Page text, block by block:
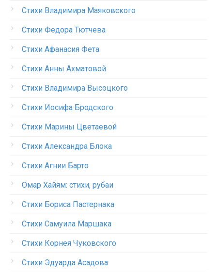
Стихи Владимира Маяковского
Стихи Федора Тютчева
Стихи Афанасия Фета
Стихи Анны Ахматовой
Стихи Владимира Высоцкого
Стихи Иосифа Бродского
Стихи Марины Цветаевой
Стихи Александра Блока
Стихи Агнии Барто
Омар Хайям: стихи, рубаи
Стихи Бориса Пастернака
Стихи Самуила Маршака
Стихи Корнея Чуковского
Стихи Эдуарда Асадова